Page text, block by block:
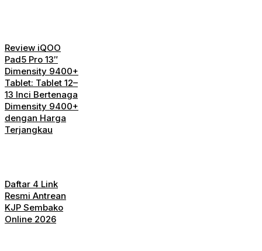
Review iQOO
Pad5 Pro 13″
Dimensity 9400+
Tablet: Tablet 12–
13 Inci Bertenaga
Dimensity 9400+
dengan Harga
Terjangkau
Daftar 4 Link
Resmi Antrean
KJP Sembako
Online 2026